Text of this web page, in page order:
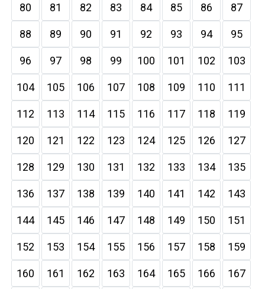
80 81 82 83 84 85 86 87
88 89 90 91 92 93 94 95
96 97 98 99 100 101 102 103
104 105 106 107 108 109 110 111
112 113 114 115 116 117 118 119
120 121 122 123 124 125 126 127
128 129 130 131 132 133 134 135
136 137 138 139 140 141 142 143
144 145 146 147 148 149 150 151
152 153 154 155 156 157 158 159
160 161 162 163 164 165 166 167